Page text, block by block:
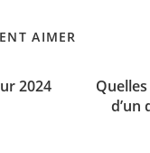
AIMER
2024
d’un